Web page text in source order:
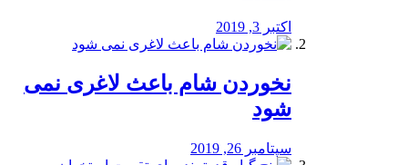
اکتبر 3, 2019
نخوردن شام باعث لاغری نمی
‌شود
سپتامبر 26, 2019